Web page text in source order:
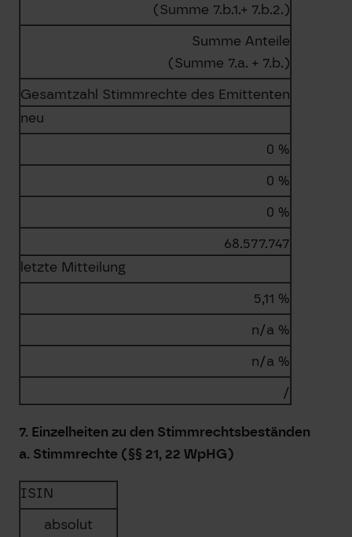
(Summe 7.b.1.+ 7.b.2.)
Summe Anteile
(Summe 7.a. + 7.b.)
Gesamtzahl Stimmrechte des Emittenten
neu
0 %
0 %
0 %
68.577.747
letzte Mitteilung
5,11 %
n/a %
n/a %
/
7. Einzelheiten zu den Stimmrechtsbeständen
a. Stimmrechte (§§ 21, 22 WpHG)
ISIN
absolut